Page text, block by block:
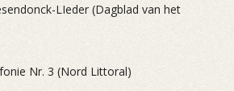
LIeder (Dagblad van het
Nr. 3 (Nord Littoral)